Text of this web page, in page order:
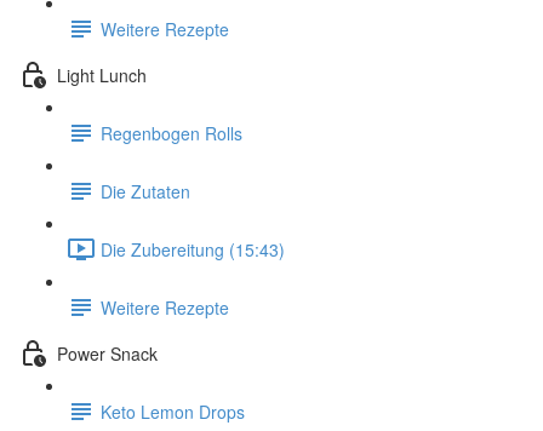
Weitere Rezepte
Light Lunch
Regenbogen Rolls
Die Zutaten
Die Zubereitung (15:43)
Weitere Rezepte
Power Snack
Keto Lemon Drops